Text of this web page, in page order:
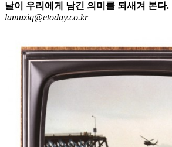
날이 우리에게 남긴 의미를 되새겨 본다.
lamuziq@etoday.co.kr